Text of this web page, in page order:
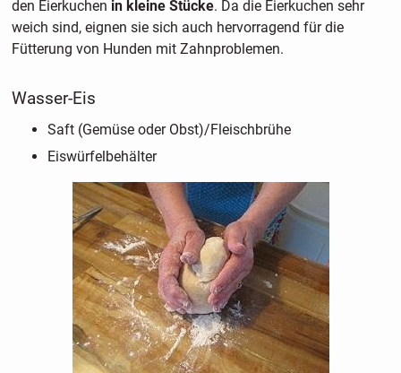
den Eierkuchen in kleine Stücke. Da die Eierkuchen sehr
weich sind, eignen sie sich auch hervorragend für die
Fütterung von Hunden mit Zahnproblemen.
Wasser-Eis
Saft (Gemüse oder Obst)/Fleischbrühe
Eiswürfelbehälter